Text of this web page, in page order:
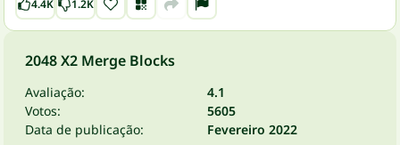
4.4K 1.2K
2048 X2 Merge Blocks
Avaliação:
4.1
Votos:
5605
Data de publicação:
Fevereiro 2022